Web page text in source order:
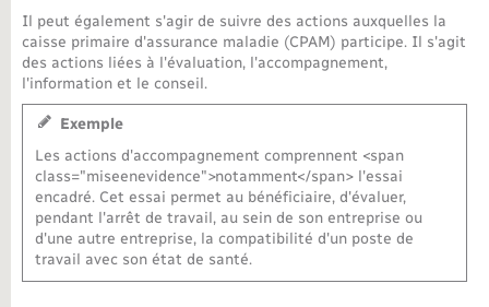
Seniors
Transports
Voirie et espace public
Il peut également s'agir de suivre des actions auxquelles la
caisse primaire d'assurance maladie (CPAM) participe. Il s'agit
des actions liées à l'évaluation, l'accompagnement,
l'information et le conseil.
Exemple
Les actions d'accompagnement comprennent <span
class="miseenevidence">notamment</span> l'essai
encadré. Cet essai permet au bénéficiaire, d'évaluer,
pendant l'arrêt de travail, au sein de son entreprise ou
d'une autre entreprise, la compatibilité d'un poste de
travail avec son état de santé.